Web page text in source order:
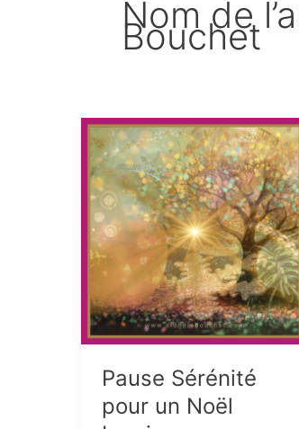
Nom de
Bouchet
Pause Sérénité
pour un Noël